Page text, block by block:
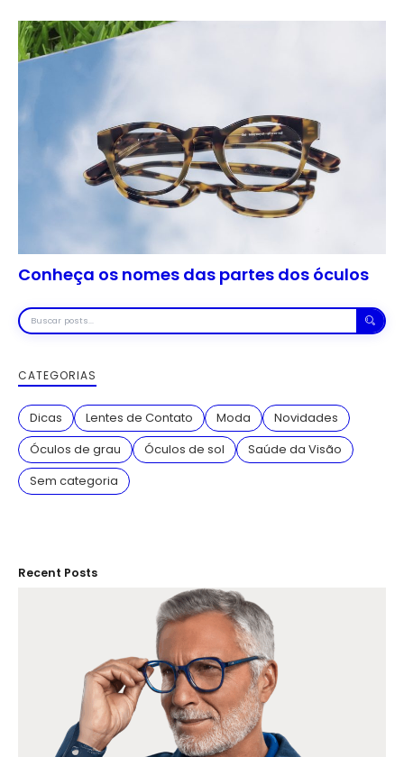
Conheça os nomes das partes dos óculos
Buscar
posts
CATEGORIAS
Dicas Lentes de Contato Moda
Novidades
Óculos de grau
Óculos de sol
Saúde da Visão
Sem categoria
Recent Posts